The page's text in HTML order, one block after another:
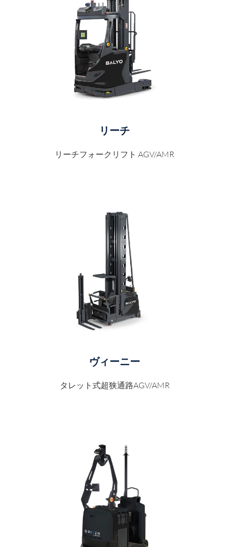
リーチ
リーチフォークリフト AGV/AMR
ヴィーニー
タレット式超狭通路AGV/AMR